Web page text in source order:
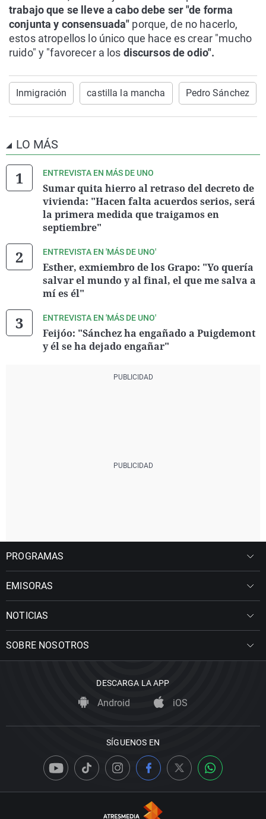
trabajo que se lleve a cabo debe ser "de forma
conjunta y consensuada" porque, de no hacerlo,
estos atropellos lo único que hace es crear "mucho
ruido" y "favorecer a los discursos de odio".
Inmigración castilla la mancha Pedro Sánchez
LO MÁS
ENTREVISTA EN MÁS DE UNO
Sumar quita hierro al retraso del decreto de
vivienda: "Hacen falta acuerdos serios, será
la primera medida que traigamos en
septiembre"
ENTREVISTA EN 'MÁS DE UNO'
Esther, exmiembro de los Grapo: "Yo quería
salvar el mundo y al final, el que me salva a
mí es él"
ENTREVISTA EN 'MÁS DE UNO'
Feijóo: "Sánchez ha engañado a Puigdemont
y él se ha dejado engañar"
PROGRAMAS
EMISORAS
NOTICIAS
SOBRE NOSOTROS
DESCARGA LA APP
Android iOS
SÍGUENOS EN